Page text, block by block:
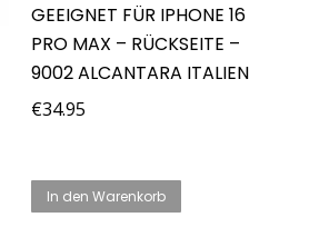
GEEIGNET FÜR IPHONE 16
PRO MAX – RÜCKSEITE –
9002 ALCANTARA ITALIEN
€34.95
In den Warenkorb